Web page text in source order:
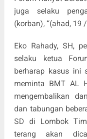
juga selaku
(korban), “(ahad, 19
Eko Rahady, SH,
selaku ketua
berharap kasus ini
meminta BMT AL
mengembalikan
dan tabungan
SD di Lombok
terang akan